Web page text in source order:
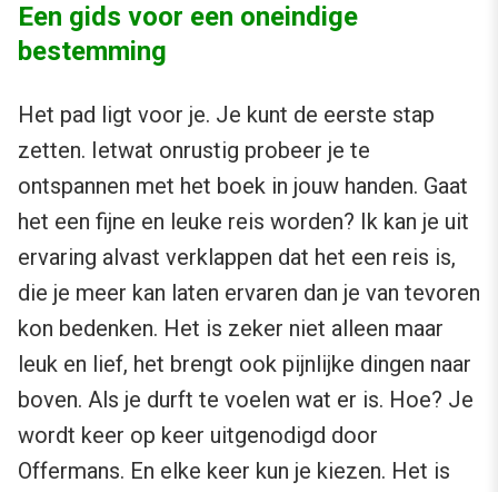
Een gids voor een oneindige
bestemming
Het pad ligt voor je. Je kunt de eerste stap
zetten. Ietwat onrustig probeer je te
ontspannen met het boek in jouw handen. Gaat
het een fijne en leuke reis worden? Ik kan je uit
ervaring alvast verklappen dat het een reis is,
die je meer kan laten ervaren dan je van tevoren
kon bedenken. Het is zeker niet alleen maar
leuk en lief, het brengt ook pijnlijke dingen naar
boven. Als je durft te voelen wat er is. Hoe? Je
wordt keer op keer uitgenodigd door
Offermans. En elke keer kun je kiezen. Het is